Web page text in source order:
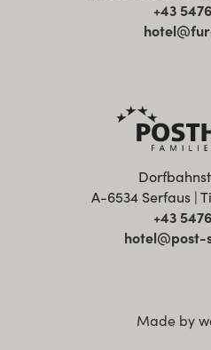
+43
Made by
A-6534 Serfaus |
+43